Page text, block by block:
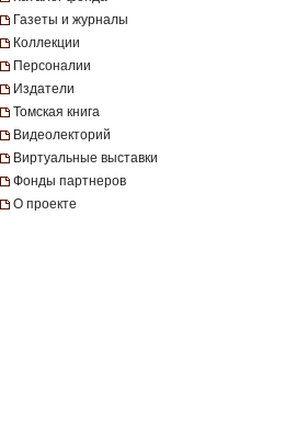
Газеты и журналы
Коллекции
Персоналии
Издатели
Томская книга
Видеолекторий
Виртуальные выставки
Фонды партнеров
О проекте